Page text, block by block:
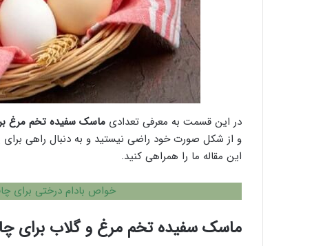
در این قسمت به معرفی تعدادی ماسک سفیده تخم مرغ
و از شکل صورت خود راضی نیستید و به دنبال راهی
این مقاله ما را همراهی کنید.
خواص بادام درختی برای
ماسک سفیده تخم مرغ و گلاب برای